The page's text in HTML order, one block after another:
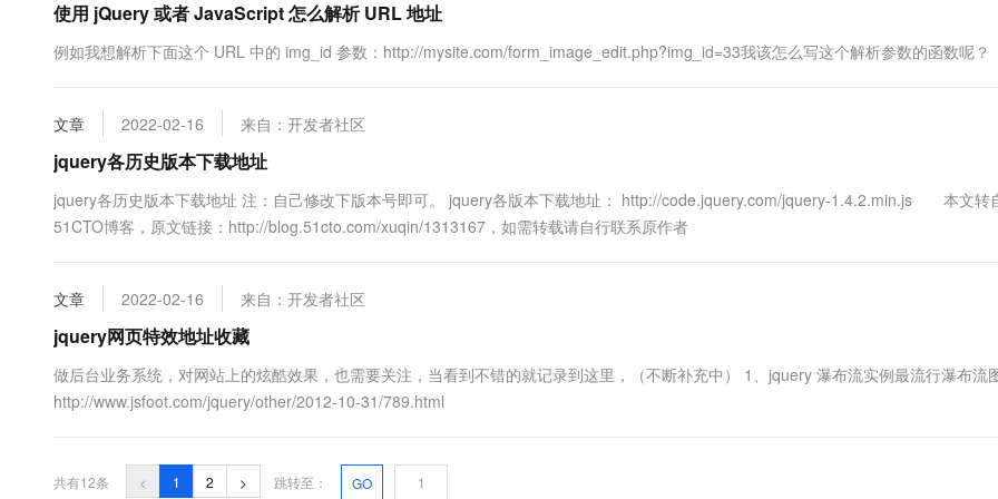
使用 jQuery 或者 JavaScript 怎么解析 URL 地址
例如我想解析下面这个 URL 中的 img_id 参数：http://mysite.com/form_image_edit.php?img_id=33我该怎么写这个解析参数的函数呢？
文章 2022-02-16 来自：开发者社区
jquery各历史版本下载地址
jquery各历史版本下载地址 注：自己修改下版本号即可。 jquery各版本下载地址： http://code.jquery.com/jquery-1.4.2.min.js 本文转
51CTO博客，原文链接：http://blog.51cto.com/xuqin/1313167，如需转载请自行联系原作者
文章 2022-02-16 来自：开发者社区
jquery网页特效地址收藏
做后台业务系统，对网站上的炫酷效果，也需要关注，当看到不错的就记录到这里，（不断补充中） 1、jquery 瀑布流实例最流行瀑布流
http://www.jsfoot.com/jquery/other/2012-10-31/789.html
共有12条 < 1 2 > 跳转至： GO